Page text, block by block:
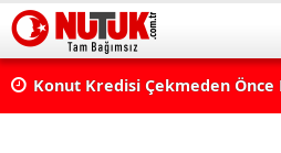
Konut Kredisi Çekmeden Önce